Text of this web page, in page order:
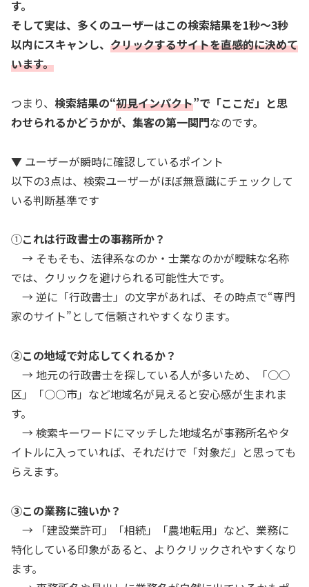
す。
そして実は、多くのユーザーはこの検索結果を1秒〜3秒
以内にスキャンし、 クリックするサイトを直感的に決めて
います。
つまり、 検索結果の“初見インパクト”で「ここだ」と思
わせられるかどうかが、集客の第一関門なのです。
▼ ユーザーが瞬時に確認しているポイント
以下の3点は、検索ユーザーがほぼ無意識にチェックして
いる判断基準です
①これは行政書士の事務所か？
→ そもそも、法律系なのか・士業なのかが曖昧な名称
では、クリックを避けられる可能性大です。
→ 逆に「行政書士」の文字があれば、その時点で“専門
家のサイト”として信頼されやすくなります。
②この地域で対応してくれるか？
→ 地元の行政書士を探している人が多いため、「○○
区」「○○市」など地域名が見えると安心感が生まれま
す。
→ 検索キーワードにマッチした地域名が事務所名やタ
イトルに入っていれば、それだけで「対象だ」と思っても
らえます。
③この業務に強いか？
→ 「建設業許可」「相続」「農地転用」など、業務に
特化している印象があると、よりクリックされやすくなり
ます。